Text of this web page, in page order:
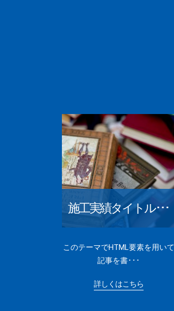
施工実績タイトル･･･
このテーマでHTML要素を用いて
記事を書･･･
詳しくはこちら